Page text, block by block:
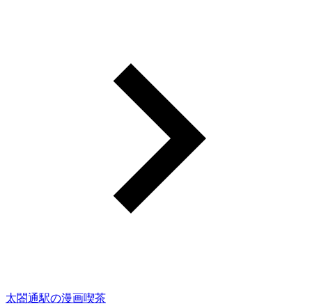
太閤通駅の漫画喫茶